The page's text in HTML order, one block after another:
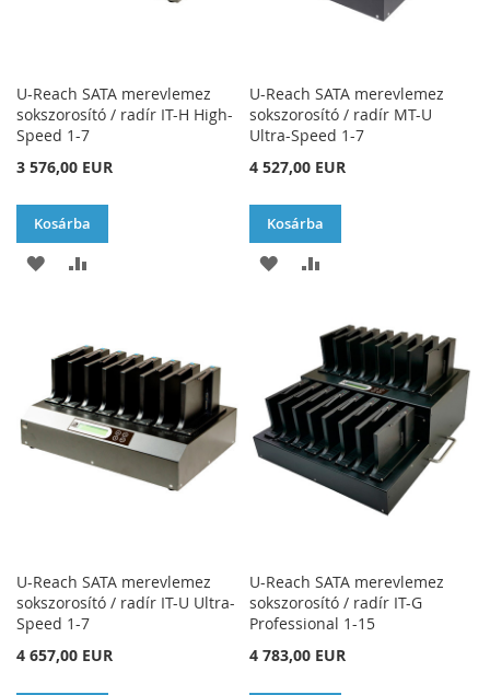
U-Reach SATA merevlemez
sokszorosító / radír IT-H High-
Speed 1-7
3 576,00 EUR
Kosárba
HOZZÁADÁSÖSSZEHASONLÍTÁSHOZ
U-Reach SATA merevlemez
sokszorosító / radír MT-U
Ultra-Speed 1-7
4 527,00 EUR
Kosárba
HOZZÁADÁS
KÍVÁNSÁGLISTÁHOZ
U-Reach SATA merevlemez
sokszorosító / radír IT-U Ultra-
Speed 1-7
4 657,00 EUR
U-Reach SATA merevlemez
sokszorosító / radír IT-G
Professional 1-15
4 783,00 EUR